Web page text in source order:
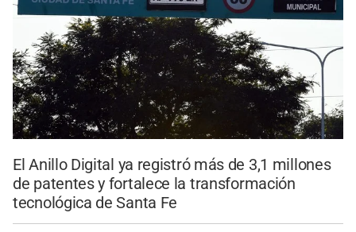
El Anillo Digital ya registró más de 3,1 millones
de patentes y fortalece la transformación
tecnológica de Santa Fe